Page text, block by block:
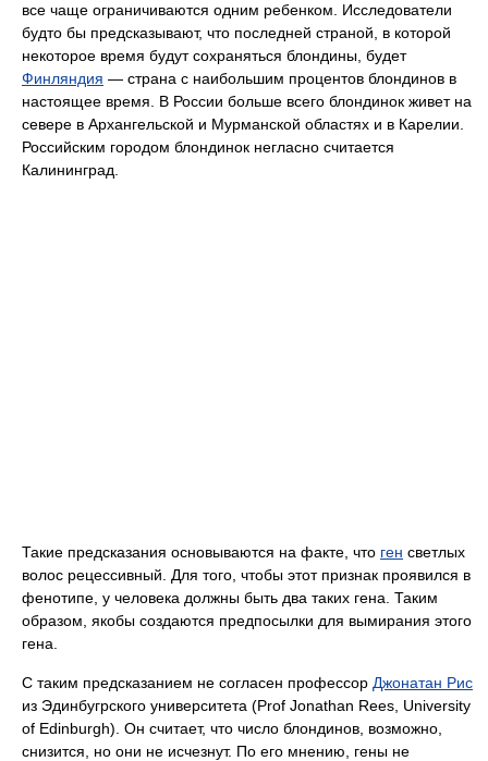
все чаще ограничиваются одним ребенком. Исследователи
будто бы предсказывают, что последней страной, в которой
некоторое время будут сохраняться блондины, будет
Финляндия — страна с наибольшим процентов блондинов в
настоящее время. В России больше всего блондинок живет на
севере в Архангельской и Мурманской областях и в Карелии.
Российским городом блондинок негласно считается
Калининград.
Такие предсказания основываются на факте, что ген светлых
волос рецессивный. Для того, чтобы этот признак проявился в
фенотипе, у человека должны быть два таких гена. Таким
образом, якобы создаются предпосылки для вымирания этого
гена.
С таким предсказанием не согласен профессор Джонатан Рис
из Эдинбугрского университета (Prof Jonathan Rees, University
of Edinburgh). Он считает, что число блондинов, возможно,
снизится, но они не исчезнут. По его мнению, гены не